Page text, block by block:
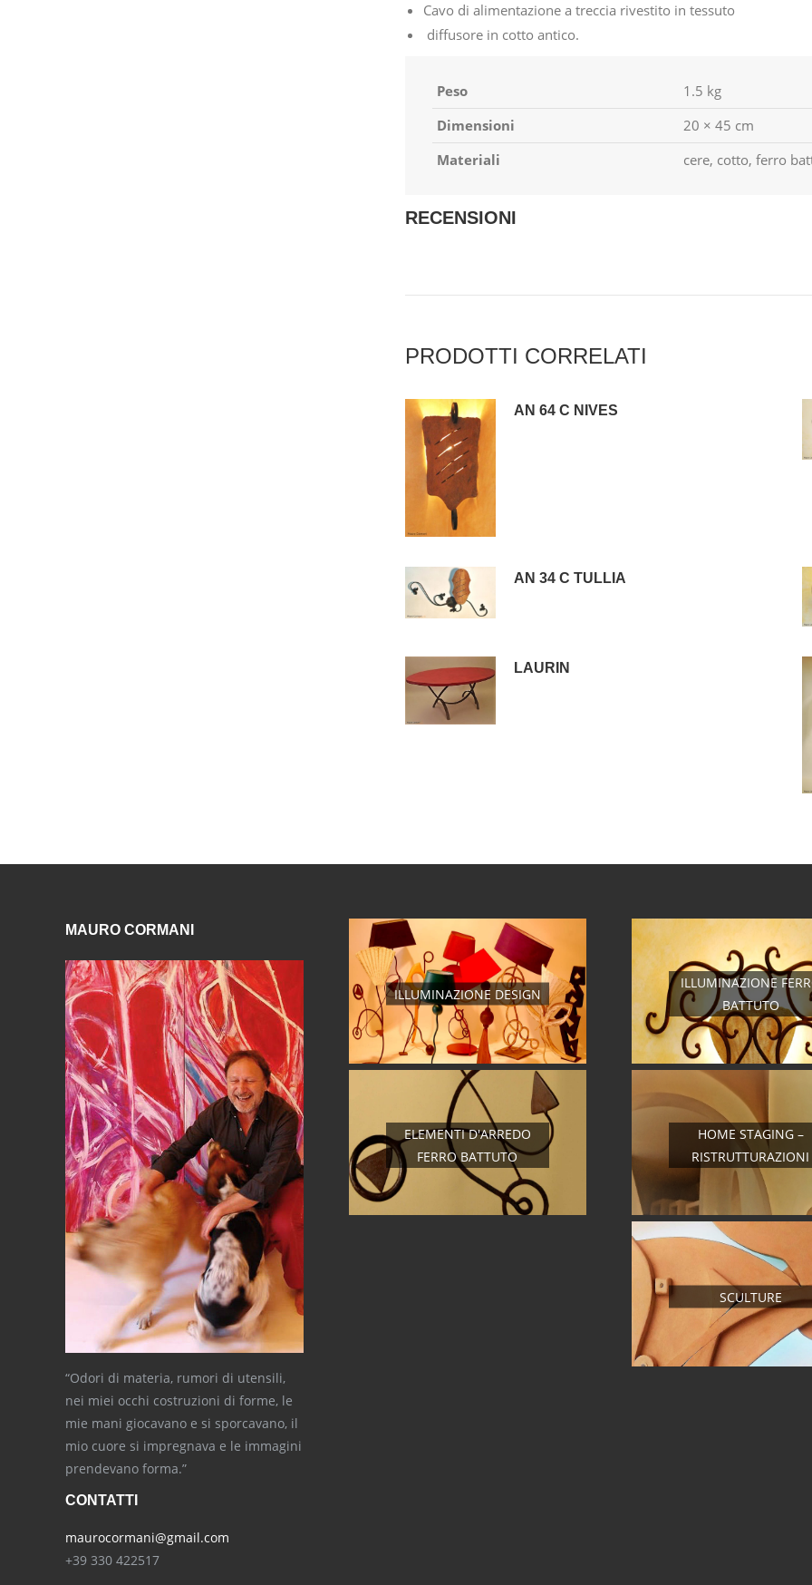
Cavo di alimentazione a treccia rivestito in tessuto
diffusore in cotto antico.
Peso
1.5 kg
Dimensioni
20 × 45 cm
Materiali
cere, cotto, ferro
RECENSIONI
PRODOTTI CORRELATI
AN 64 C NIVES
AN 34 C TULLIA
LAURIN
MAURO CORMANI
“Odori di materia, rumori di utensili,
nei miei occhi costruzioni di forme, le
mie mani giocavano e si sporcavano, il
mio cuore si impregnava e le immagini
prendevano forma.”
CONTATTI
maurocormani@gmail.com
+39 330 422517
ILLUMINAZIONE DESIGN
ELEMENTI D'ARREDO
FERRO BATTUTO
ILLUMINAZIONE
BATTUTO
HOME STAGING –
RISTRUTTURAZIONI
SCULTURE